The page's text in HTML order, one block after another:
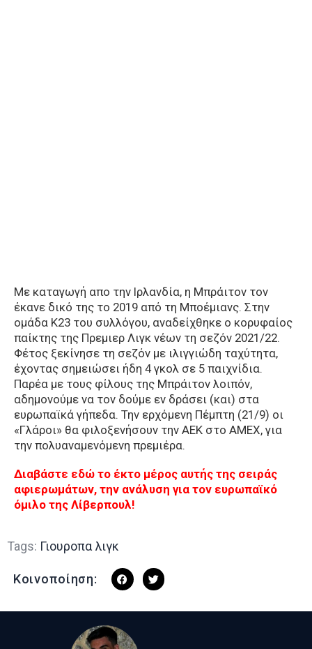
Με καταγωγή απο την Ιρλανδία, η Μπράιτον τον
έκανε δικό της το 2019 από τη Μποέμιανς. Στην
ομάδα Κ23 του συλλόγου, αναδείχθηκε ο κορυφαίος
παίκτης της Πρεμιερ Λιγκ νέων τη σεζόν 2021/22.
Φέτος ξεκίνησε τη σεζόν με ιλιγγιώδη ταχύτητα,
έχοντας σημειώσει ήδη 4 γκολ σε 5 παιχνίδια.
Παρέα με τους φίλους της Μπράιτον λοιπόν,
αδημονούμε να τον δούμε εν δράσει (και) στα
ευρωπαϊκά γήπεδα. Την ερχόμενη Πέμπτη (21/9) οι
«Γλάροι» θα φιλοξενήσουν την ΑΕΚ στο ΑΜΕΧ, για
την πολυαναμενόμενη πρεμιέρα.
Διαβάστε εδώ το έκτο μέρος αυτής της σειράς
αφιερωμάτων, την ανάλυση για τον ευρωπαϊκό
όμιλο της Λίβερπουλ!
Tags: Γιουροπα λιγκ
Κοινοποίηση: